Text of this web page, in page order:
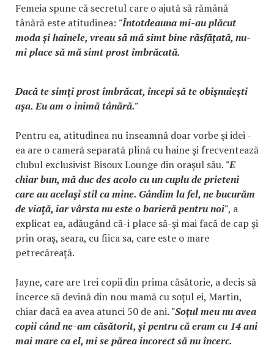
Femeia spune că secretul care o ajută să rămână
tânără este atitudinea: "Întotdeauna mi-au plăcut
moda şi hainele, vreau să mă simt bine răsfăţată, nu-
mi place să mă simt prost îmbrăcată.
Dacă te simţi prost îmbrăcat, începi să te obişnuieşti
aşa. Eu am o inimă tânără."
Pentru ea, atitudinea nu înseamnă doar vorbe şi idei -
ea are o cameră separată plină cu haine şi frecventează
clubul exclusivist Bisoux Lounge din oraşul său. "E
chiar bun, mă duc des acolo cu un cuplu de prieteni
care au acelaşi stil ca mine. Gândim la fel, ne bucurăm
de viaţă, iar vârsta nu este o barieră pentru noi", a
explicat ea, adăugând că-i place să-şi mai facă de cap şi
prin oraş, seara, cu fiica sa, care este o mare
petrecăreaţă.
Jayne, care are trei copii din prima căsătorie, a decis să
încerce să devină din nou mamă cu soţul ei, Martin,
chiar dacă ea avea atunci 50 de ani. "Soţul meu nu avea
copii când ne-am căsătorit, şi pentru că eram cu 14 ani
mai mare ca el, mi se părea incorect să nu încerc.